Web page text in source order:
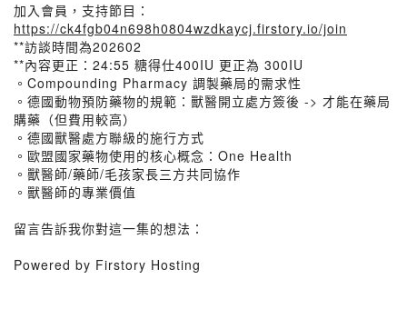
加入會員，支持節目：
https://ck4fgb04n698h0804wzdkaycj.firstory.io/join
**訪談時間為202602
**內容更正：24:55 糖得仕400IU 更正為 300IU
。Compounding Pharmacy 調製藥局的需求性
。德國動物預防藥物的規範：獸醫開立處方簽後 -> 才能在藥局
購藥（但費用較高）
。德國獸醫處方聯級的施行方式
。歐盟國家藥物使用的核心概念：One Health
。獸醫師/藥師/毛孩家長三方共同協作
。獸醫師的專業價值
留言告訴我你對這一集的想法：
Powered by Firstory Hosting